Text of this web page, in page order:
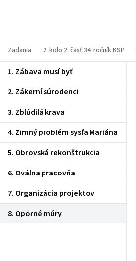
Zadania 2. kolo 2. časť 34. ročník KSP
1. Zábava musí byť
2. Zákerní súrodenci
3. Zblúdilá krava
4. Zimný problém sysľa Mariána
5. Obrovská rekonštrukcia
6. Oválna pracovňa
7. Organizácia projektov
8. Oporné múry